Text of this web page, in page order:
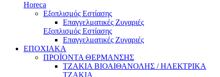
Horeca
Εξοπλισμός Εστίασης
Επαγγελματικές Ζυγαριές
Εξοπλισμός Εστίασης
Επαγγελματικές Ζυγαριές
ΕΠΟΧΙΑΚΑ
ΠΡΟΪΟΝΤΑ ΘΕΡΜΑΝΣΗΣ
ΤΖΑΚΙΑ ΒΙΟΑΙΘΑΝΟΛΗΣ / ΗΛΕΚΤΡΙΚΑ
ΤΖΑΚΙΑ